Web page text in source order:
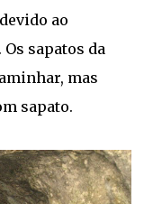
ao
sapatos da
mas
sapato.